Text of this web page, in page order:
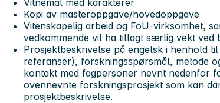
Vitnemål med karakterer
Kopi av masteroppgave/hovedoppgave
Vitenskapelig arbeid og FoU-virksomhet,
vedkommende vil ha tillagt særlig vekt ved
Prosjektbeskrivelse på engelsk i henhold
referanser), forskningsspørsmål, metode
kontakt med fagpersoner nevnt nedenfor
ovennevnte forskningsprosjekt som kan
prosjektbeskrivelse.